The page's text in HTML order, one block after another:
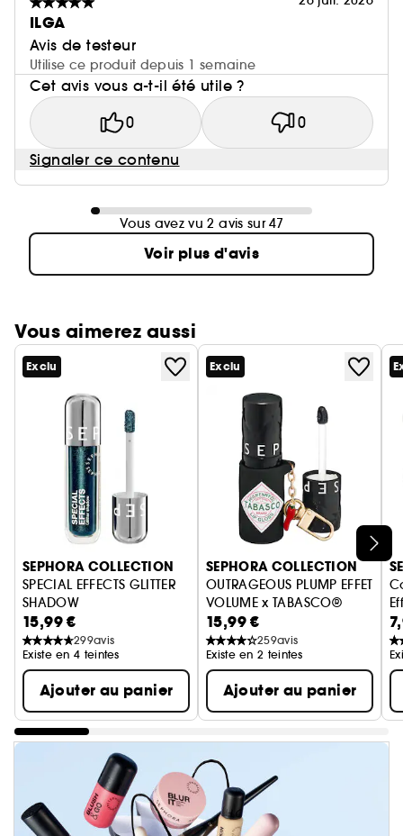
ILGA
Avis de testeur
Utilise ce produit depuis 1 semaine
Cet avis vous a-t-il été utile ?
0 0
Signaler ce contenu
Vous avez vu 2 avis sur 47
Voir plus d'avis
Vous aimerez aussi
Ignorer le carrousel produits
Exclu
SEPHORA COLLECTION
SPECIAL EFFECTS GLITTER
SHADOW
Fard à paupières liquide pailleté
15,99 €
299avis
Existe en 4 teintes
Ajouter au panier
Exclu
SEPHORA COLLECTION
OUTRAGEOUS PLUMP EFFET
VOLUME x TABASCO®
Repulpeur lèvres
15,99 €
259avis
Existe en 2 teintes
Ajouter au panier